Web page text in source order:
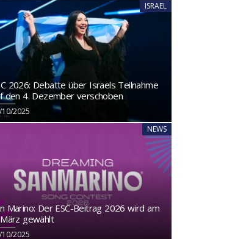
ISRAEL
2026: Debatte über Israels Teilnahme
den 4. Dezember verschoben
10/2025
NEWS
Marino: Der ESC-Beitrag 2026 wird am
gewählt
2025